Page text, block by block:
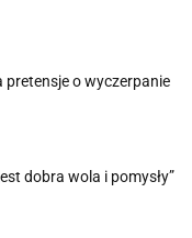
o wyczerpanie
dobra wola i pomysły”